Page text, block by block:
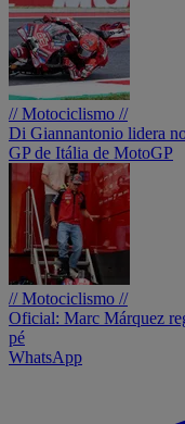
// Motociclismo //
Di Giannantonio lidera
GP de Itália de MotoGP
// Motociclismo //
Oficial: Marc Márquez
pé
WhatsApp